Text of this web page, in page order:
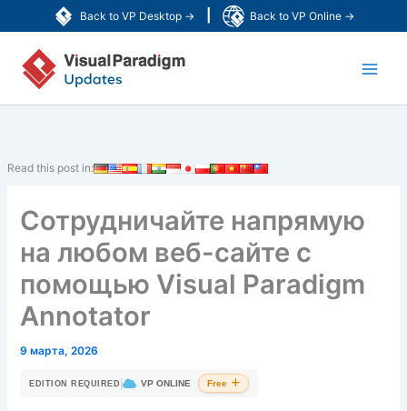
Back to VP Desktop → Back to VP Online →
к
содержимому
Read this post in:
Сотрудничайте напрямую
на любом веб-сайте с
помощью Visual Paradigm
Annotator
9 марта, 2026
EDITION REQUIRED | VP ONLINE Free